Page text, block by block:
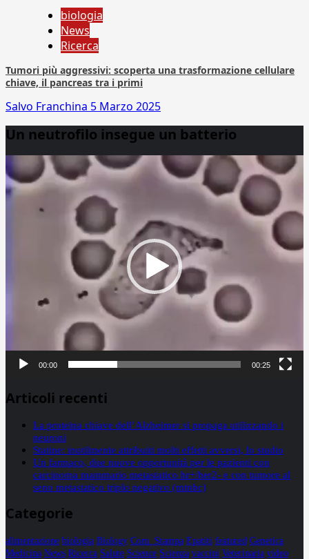
biologia
News
Ricerca
Tumori più aggressivi: scoperta una trasformazione cellulare
chiave, il pancreas tra i primi
Salvo Franchina 5 Marzo 2025
Un neutrofilo insegue un batterio
Player
00:00 00:25
Articoli recenti
La proteina chiave dell’Alzheimer si propaga utilizzando i
neuroni
Statine: inutilmente attribuiti molti effetti avversi, lo studio
Un farmaco, due nuove opportunità per le pazienti con
carcinoma mammario metastatico hr+/her2- e con tumore al
seno metastatico triplo negativo (mtnbc)
Categorie
alimentazione biologia Biology Com. Stampa Epatiti featured Genetica
Medicina News Ricerca Salute Science Scienza vaccini Veterinaria video